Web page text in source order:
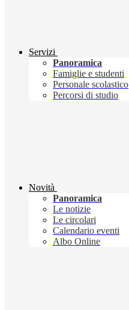
Servizi
Panoramica
Famiglie e studenti
Personale scolastico
Percorsi di studio
Novità
Panoramica
Le notizie
Le circolari
Calendario eventi
Albo Online